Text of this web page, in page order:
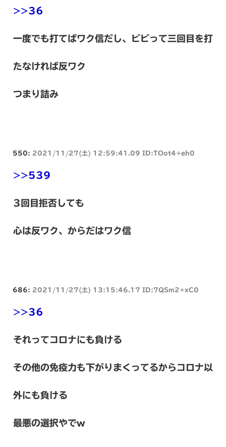
>>36
一度でも打てばワク信だし、ビビって三回目を打
たなければ反ワク
つまり詰み
550: 2021/11/27(土) 12:59:41.09 ID:TOot4+eh0
>>539
3回目拒否しても
心は反ワク、からだはワク信
686: 2021/11/27(土) 13:15:46.17 ID:7QSm2+xC0
>>36
それってコロナにも負ける
その他の免疫力も下がりまくってるからコロナ以
外にも負ける
最悪の選択やでw